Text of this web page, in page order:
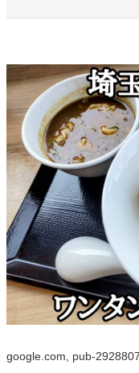
google.com, pub-